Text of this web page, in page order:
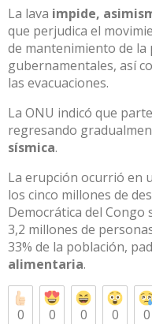
La lava impide,
que perjudica el
de mantenimiento de la
gubernamentales, así
las evacuaciones.
La ONU indicó que
regresando
sísmica.
La erupción ocurrió en
los cinco millones de
Democrática del
3,2 millones de
33% de la población,
alimentaria.
0 0 0 0 0